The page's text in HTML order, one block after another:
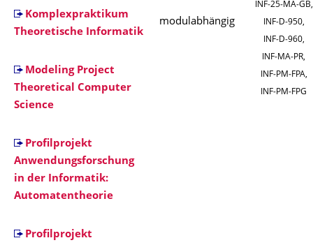
Komplexpraktikum
Theoretische Informatik
Modeling Project
Theoretical Computer
Science
Profilprojekt
Anwendungsforschung
in der Informatik:
Automatentheorie
Profilprojekt
modulabhängig
INF‑25‑MA‑GB,
INF‑D‑950,
INF‑D‑960,
INF‑MA‑PR,
INF‑PM‑FPA,
INF‑PM‑FPG